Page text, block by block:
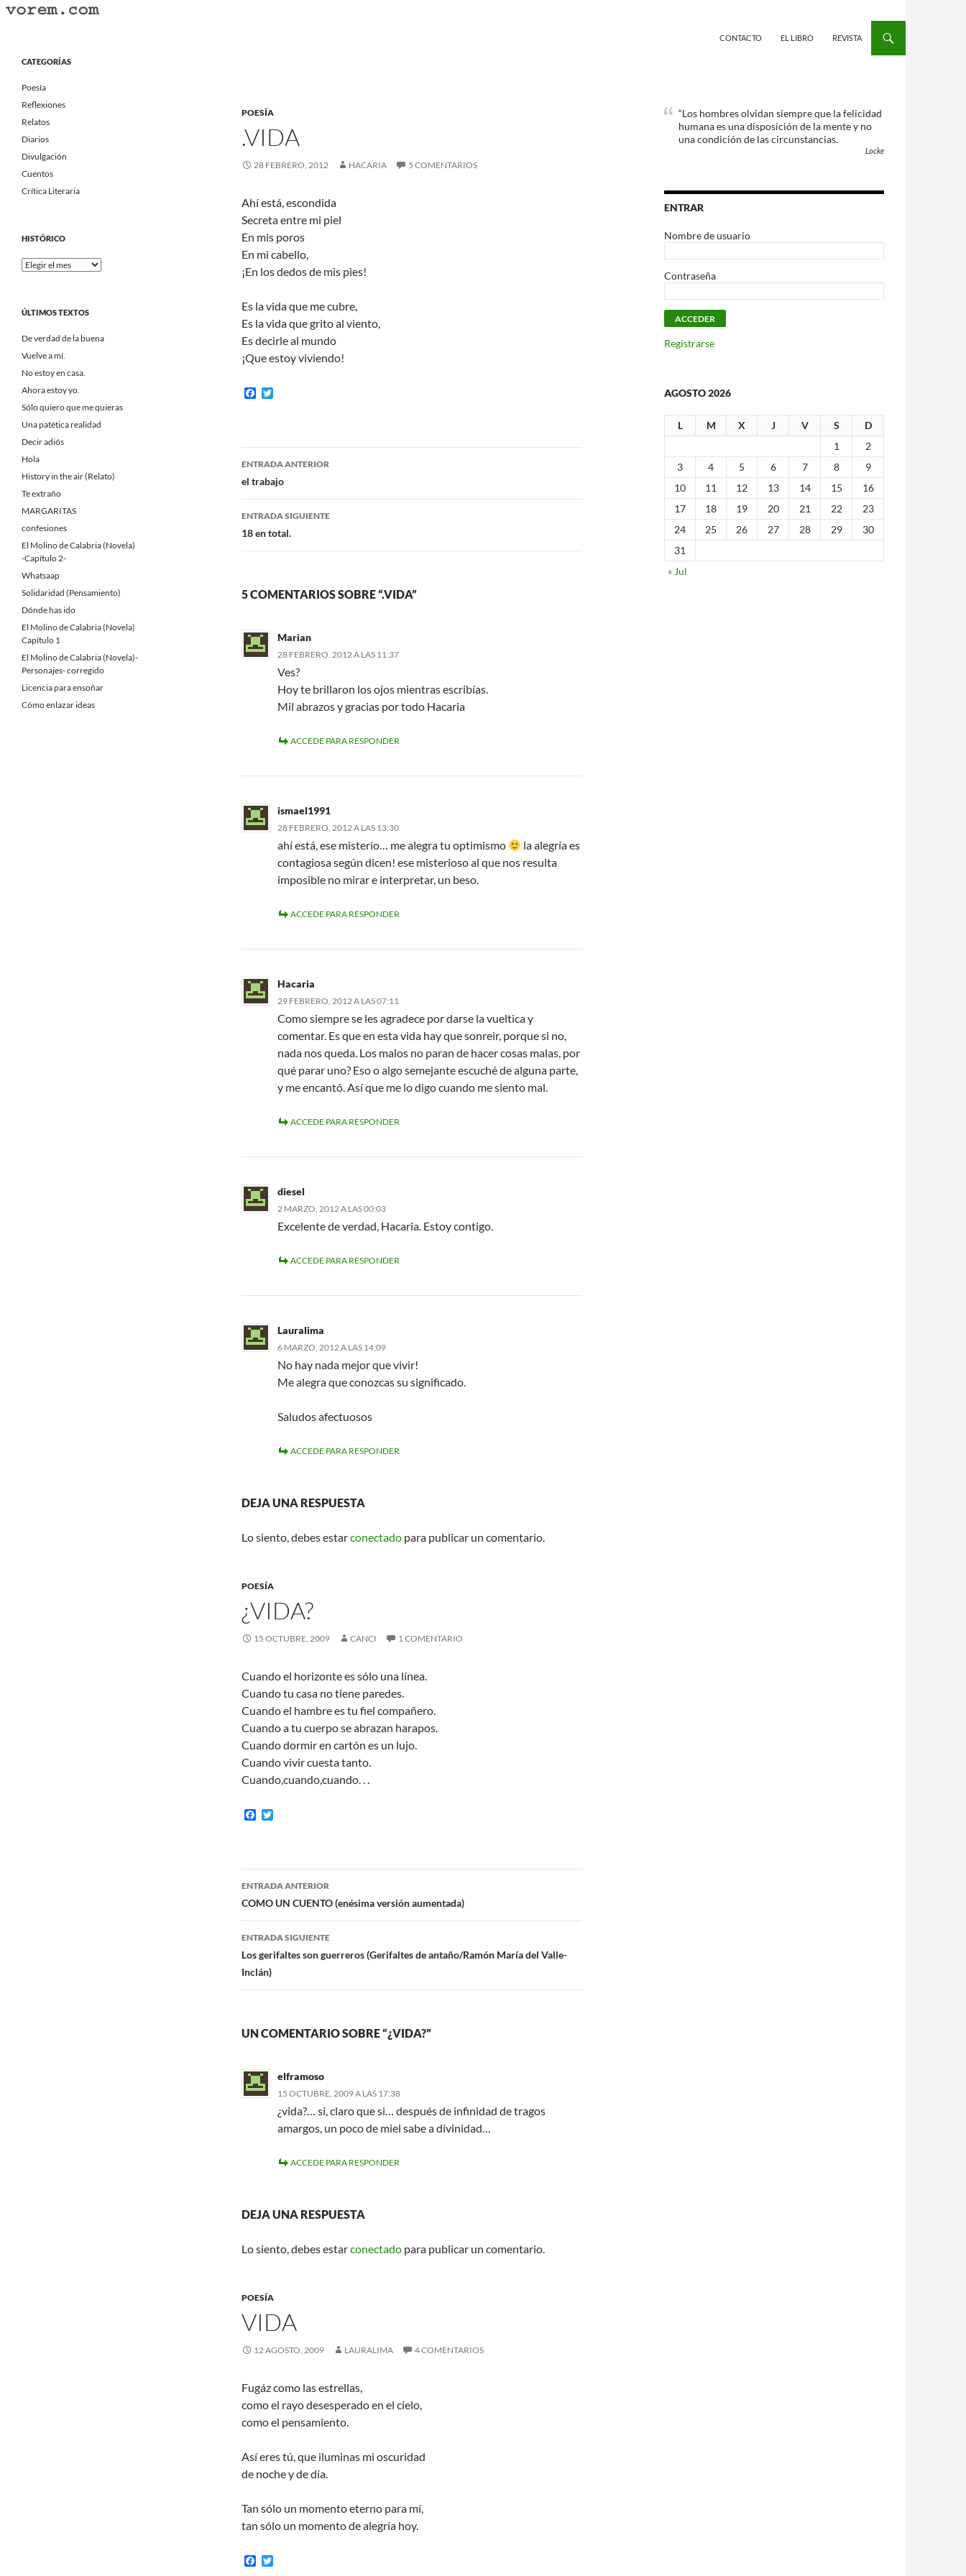
Saltar
CONTACTO EL LIBRO REVISTA
POESÍA
.VIDA
28 FEBRERO, 2012 HACARIA 5 COMENTARIOS
Ahí está, escondida
Secreta entre mi piel
En mis poros
En mi cabello,
¡En los dedos de mis pies!
Es la vida que me cubre,
Es la vida que grito al viento,
Es decirle al mundo
¡Que estoy viviendo!
F
o
o
e
r
Navegación
de
entradas
ENTRADA ANTERIOR
el trabajo
ENTRADA SIGUIENTE
18 en total.
5 COMENTARIOS SOBRE “.VIDA”
Marian
28 FEBRERO, 2012 A LAS 11:37
Ves?
Hoy te brillaron los ojos mientras escribías.
Mil abrazos y gracias por todo Hacaria
ACCEDE PARA RESPONDER
ismael1991
28 FEBRERO, 2012 A LAS 13:30
ahí está, ese misterio… me alegra tu optimismo
la alegría es
contagiosa según dicen! ese misterioso al que nos resulta
imposible no mirar e interpretar, un beso.
ACCEDE PARA RESPONDER
Hacaria
29 FEBRERO, 2012 A LAS 07:11
Como siempre se les agradece por darse la vueltica y
comentar. Es que en esta vida hay que sonreir, porque si no,
nada nos queda. Los malos no paran de hacer cosas malas, por
qué parar uno? Eso o algo semejante escuché de alguna parte,
y me encantó. Así que me lo digo cuando me siento mal.
ACCEDE PARA RESPONDER
diesel
2 MARZO, 2012 A LAS 00:03
Excelente de verdad, Hacaria. Estoy contigo.
ACCEDE PARA RESPONDER
Lauralima
6 MARZO, 2012 A LAS 14:09
No hay nada mejor que vivir!
Me alegra que conozcas su significado.
Saludos afectuosos
ACCEDE PARA RESPONDER
DEJA UNA RESPUESTA
Lo siento, debes estarconectado para publicar un comentario.
POESÍA
¿VIDA?
15 OCTUBRE, 2009 CANCI 1 COMENTARIO
Cuando el horizonte es sólo una línea.
Cuando tu casa no tiene paredes.
Cuando el hambre es tu fiel compañero.
Cuando a tu cuerpo se abrazan harapos.
Cuando dormir en cartón es un lujo.
Cuando vivir cuesta tanto.
Cuando,cuando,cuando. . .
F
o
o
e
r
Navegación
de
entradas
ENTRADA ANTERIOR
COMO UN CUENTO (enésima versión aumentada)
ENTRADA SIGUIENTE
Los gerifaltes son guerreros (Gerifaltes de antaño/Ramón María del Valle-
Inclán)
UN COMENTARIO SOBRE “¿VIDA?”
elframoso
15 OCTUBRE, 2009 A LAS 17:38
¿vida?… si, claro que si… después de infinidad de tragos
amargos, un poco de miel sabe a divinidad…
ACCEDE PARA RESPONDER
DEJA UNA RESPUESTA
Lo siento, debes estarconectado para publicar un comentario.
POESÍA
VIDA
12 AGOSTO, 2009 LAURALIMA 4 COMENTARIOS
Fugáz como las estrellas,
como el rayo desesperado en el cielo,
como el pensamiento.
Así eres tú, que iluminas mi oscuridad
de noche y de día.
Tan sólo un momento eterno para mí,
tan sólo un momento de alegría hoy.
F
“Los hombres olvidan siempre que la felicidad
humana es una disposición de la mente y no
una condición de las circunstancias.
Locke
ENTRAR
Nombre de usuario
Contraseña
Registrarse
AGOSTO 2026
L M X J V S
D
1
2
3
4 5 6 7 8
9
10
11 12 13 14 15
16
17
18 19 20 21 22
23
24
25 26 27 28 29
30
31
« Jul
Portal Literario Independiente
CATEGORÍAS
Poesía
Reflexiones
Relatos
Diarios
Divulgación
Cuentos
Crítica Literaria
HISTÓRICO
Histórico
ÚLTIMOS TEXTOS
De verdad de la buena
Vuelve a mí.
No estoy en casa.
Ahora estoy yo.
Sólo quiero que me quieras
Una patética realidad
Decir adiós
Hola
History in the air (Relato)
Te extraño
MARGARITAS
confesiones
El Molino de Calabria (Novela)
-Capítulo 2-
Whatsaap
Solidaridad (Pensamiento)
Dónde has ido
El Molino de Calabria (Novela)
Capítulo 1
El Molino de Calabria (Novela)-
Personajes- corregido
Licencia para ensoñar
Cómo enlazar ideas